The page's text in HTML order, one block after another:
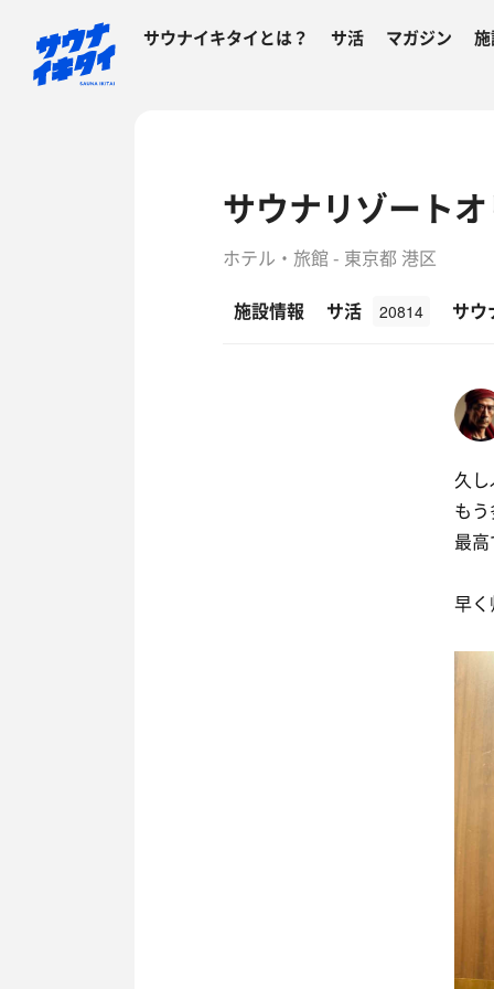
サウナイキタイとは？ サ活 マガジン
サウナリゾート
ホテル・旅館 - 東京都 港区
施設情報
サ活 20814 サウ
久し
も
最
早